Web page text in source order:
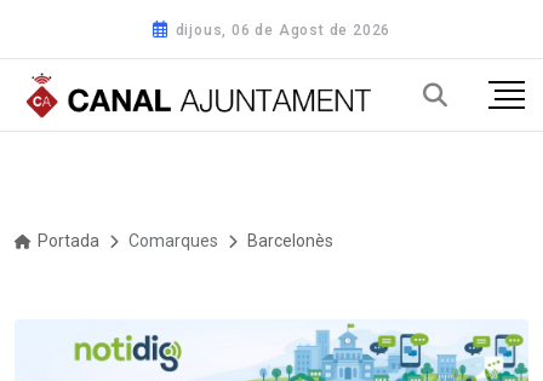
dijous, 06 de Agost de 2026
Portada Comarques Barcelonès